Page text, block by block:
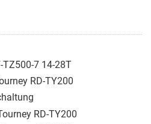
TZ500-7 14-28T
RD-TY200
RD-TY200